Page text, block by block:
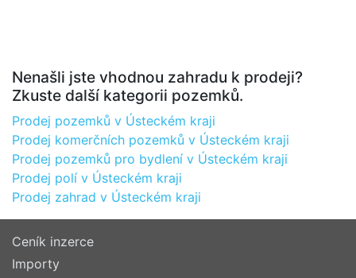
Nenašli jste vhodnou zahradu k prodeji?
Zkuste další kategorii pozemků.
Prodej pozemků v Ústeckém kraji
Prodej komerčních pozemků v Ústeckém kraji
Prodej pozemků pro bydlení v Ústeckém kraji
Prodej polí v Ústeckém kraji
Prodej zahrad v Ústeckém kraji
Ceník inzerce
Importy